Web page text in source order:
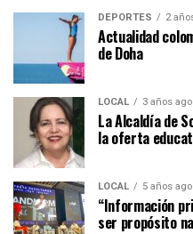
DEPORTES 2
Actualidad
de Doha
LOCAL 3 años ago
La Alcaldía de
la oferta
LOCAL 5 años ago
“Información
ser propósito